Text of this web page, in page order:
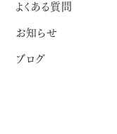
よくある質問
お知らせ
ブログ